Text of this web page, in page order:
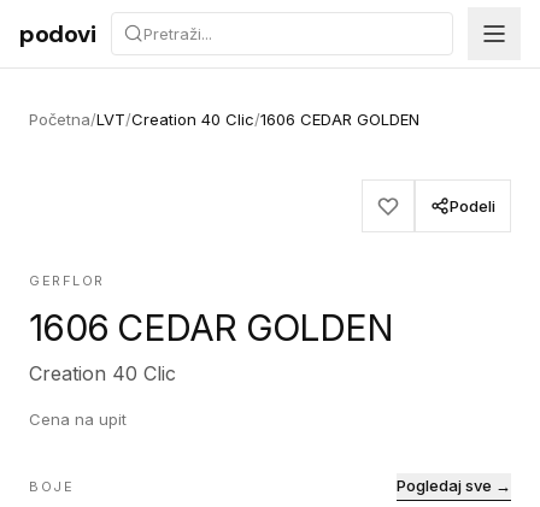
Preskoči na sadržaj
podovi
Početna/LVT/Creation 40 Clic/1606 CEDAR GOLDEN
Podeli
GERFLOR
1606 CEDAR GOLDEN
Creation 40 Clic
Cena na upit
BOJE Pogledaj sve →